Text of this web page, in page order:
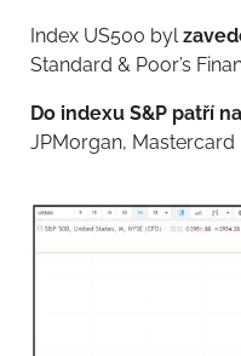
Index US500 byl
Standard & Poor’s
Do indexu S&P patří
JPMorgan, Mastercard